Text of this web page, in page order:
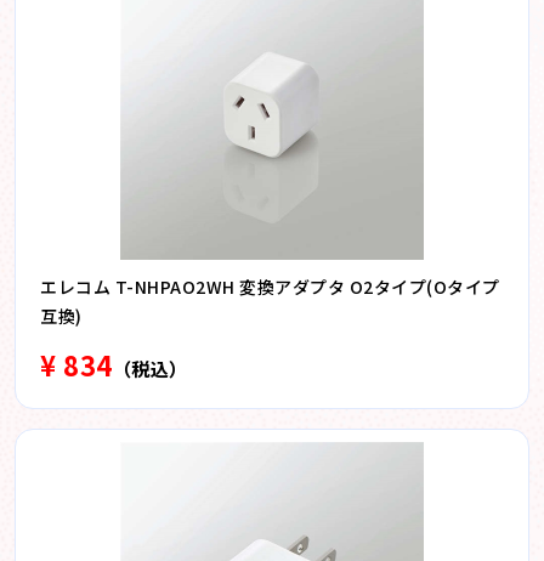
エレコム T-NHPAO2WH 変換アダプタ O2タイプ(Oタイプ
互換)
¥ 834 （税込）